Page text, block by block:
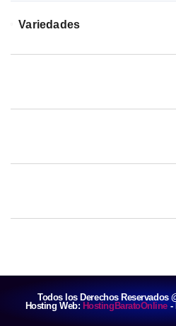
Variedades
Todos los Derechos Reservados
Hosting Web: HostingBaratoOnline -